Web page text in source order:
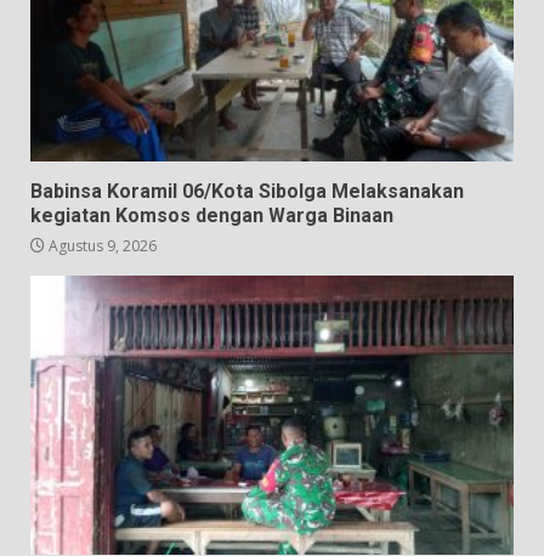
Babinsa Koramil 06/Kota Sibolga Melaksanakan
kegiatan Komsos dengan Warga Binaan
Agustus 9, 2026